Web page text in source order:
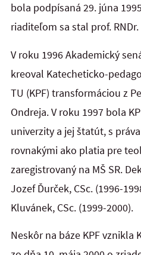
bola podpísaná 29. júna
riaditeľom sa stal prof.
V roku 1996 Akademický
kreoval Katecheticko-
TU (KPF) transformáciou z
Ondreja. V roku 1997 bola
univerzity a jej štatút, s
rovnakými ako platia pre
zaregistrovaný na MŠ SR.
Jozef Ďurček, CSc. (1996-
Kluvánek, CSc. (1999-2000).
Neskôr na báze KPF vznikla